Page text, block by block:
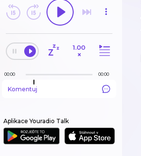
1.00
×
00:00 00:00
Komentuj
Aplikace Youradio Talk